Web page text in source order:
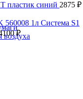
воздуха
пластик синий 2875 ₽
₽